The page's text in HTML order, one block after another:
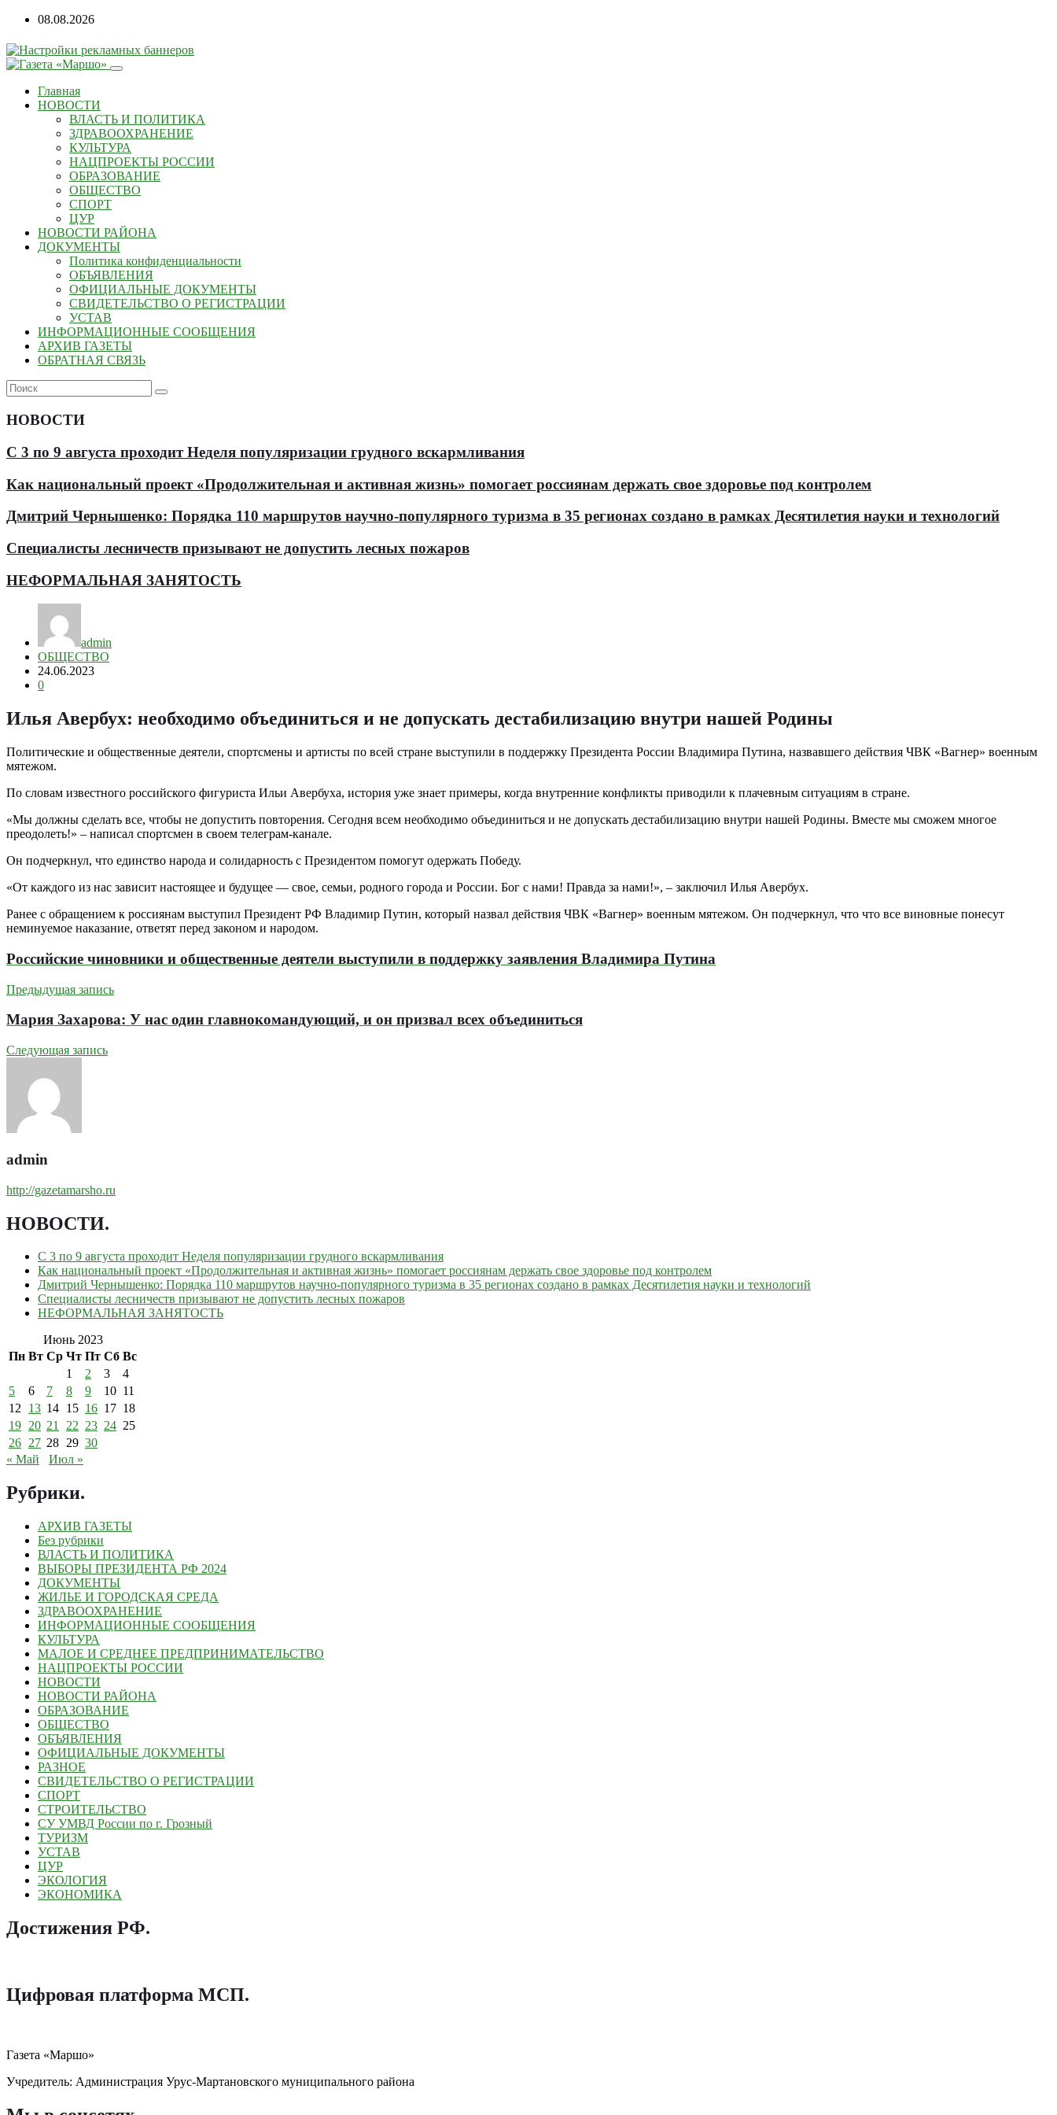
Перейти
содержанию
08.08.2026
Главная
НОВОСТИ
ВЛАСТЬ И ПОЛИТИКА
ЗДРАВООХРАНЕНИЕ
КУЛЬТУРА
НАЦПРОЕКТЫ РОССИИ
ОБРАЗОВАНИЕ
ОБЩЕСТВО
СПОРТ
ЦУР
НОВОСТИ РАЙОНА
ДОКУМЕНТЫ
Политика конфиденциальности
ОБЪЯВЛЕНИЯ
ОФИЦИАЛЬНЫЕ ДОКУМЕНТЫ
СВИДЕТЕЛЬСТВО О РЕГИСТРАЦИИ
УСТАВ
ИНФОРМАЦИОННЫЕ СООБЩЕНИЯ
АРХИВ ГАЗЕТЫ
ОБРАТНАЯ СВЯЗЬ
НОВОСТИ
С 3 по 9 августа проходит Неделя популяризации грудного вскармливания
Как национальный проект «Продолжительная и активная жизнь» помогает россиянам держать свое здоровье под контролем
Дмитрий Чернышенко: Порядка 110 маршрутов научно-популярного туризма в 35 регионах создано в рамках Десятилетия науки и технологий
Специалисты лесничеств призывают не допустить лесных пожаров
НЕФОРМАЛЬНАЯ ЗАНЯТОСТЬ
admin
ОБЩЕСТВО
24.06.2023
0
Илья Авербух: необходимо объединиться и не допускать дестабилизацию внутри нашей Родины
Политические и общественные деятели, спортсмены и артисты по всей стране выступили в поддержку Президента России Владимира Путина, назвавшего действия ЧВК «Вагнер» военным
мятежом.
По словам известного российского фигуриста Ильи Авербуха, история уже знает примеры, когда внутренние конфликты приводили к плачевным ситуациям в стране.
«Мы должны сделать все, чтобы не допустить повторения. Сегодня всем необходимо объединиться и не допускать дестабилизацию внутри нашей Родины. Вместе мы сможем многое
преодолеть!» – написал спортсмен в своем телеграм-канале.
Он подчеркнул, что единство народа и солидарность с Президентом помогут одержать Победу.
«От каждого из нас зависит настоящее и будущее — свое, семьи, родного города и России. Бог с нами! Правда за нами!», – заключил Илья Авербух.
Ранее с обращением к россиянам выступил Президент РФ Владимир Путин, который назвал действия ЧВК «Вагнер» военным мятежом. Он подчеркнул, что что все виновные понесут
неминуемое наказание, ответят перед законом и народом.
Российские чиновники и общественные деятели выступили в поддержку заявления Владимира Путина
Предыдущая запись
Мария Захарова: У нас один главнокомандующий, и он призвал всех объединиться
Следующая запись
admin
http://gazetamarsho.ru
НОВОСТИ.
С 3 по 9 августа проходит Неделя популяризации грудного вскармливания
Как национальный проект «Продолжительная и активная жизнь» помогает россиянам держать свое здоровье под контролем
Дмитрий Чернышенко: Порядка 110 маршрутов научно-популярного туризма в 35 регионах создано в рамках Десятилетия науки и технологий
Специалисты лесничеств призывают не допустить лесных пожаров
НЕФОРМАЛЬНАЯ ЗАНЯТОСТЬ
Июнь 2023
Пн Вт Ср Чт Пт Сб Вс
1
2 3
4
5
6 7 8 9 10 11
12 13 14 15 16 17 18
19 20 21 22 23 24 25
26 27 28 29 30
« Май
Июл »
Рубрики.
АРХИВ ГАЗЕТЫ
Без рубрики
ВЛАСТЬ И ПОЛИТИКА
ВЫБОРЫ ПРЕЗИДЕНТА РФ 2024
ДОКУМЕНТЫ
ЖИЛЬЕ И ГОРОДСКАЯ СРЕДА
ЗДРАВООХРАНЕНИЕ
ИНФОРМАЦИОННЫЕ СООБЩЕНИЯ
КУЛЬТУРА
МАЛОЕ И СРЕДНЕЕ ПРЕДПРИНИМАТЕЛЬСТВО
НАЦПРОЕКТЫ РОССИИ
НОВОСТИ
НОВОСТИ РАЙОНА
ОБРАЗОВАНИЕ
ОБЩЕСТВО
ОБЪЯВЛЕНИЯ
ОФИЦИАЛЬНЫЕ ДОКУМЕНТЫ
РАЗНОЕ
СВИДЕТЕЛЬСТВО О РЕГИСТРАЦИИ
СПОРТ
СТРОИТЕЛЬСТВО
СУ УМВД России по г. Грозный
ТУРИЗМ
УСТАВ
ЦУР
ЭКОЛОГИЯ
ЭКОНОМИКА
Достижения РФ.
Цифровая платформа МСП.
Газета «Маршо»
Учредитель: Администрация Урус-Мартановского муниципального района